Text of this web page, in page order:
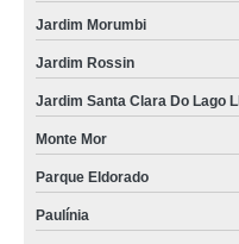
Jardim Morumbi
Jardim Rossin
Jardim Santa Clara Do Lago Ll
Monte Mor
Parque Eldorado
Paulínia